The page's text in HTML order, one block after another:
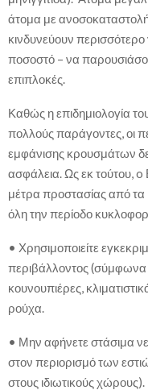
άτομα με
κινδυνεύουν
ποσοστό – να
επιπλοκές.
Καθώς η επιδημιολογία
πολλούς παράγοντες, οι
εμφάνισης κρουσμάτων
ασφάλεια. Ως εκ τούτου,
μέτρα προστασίας από τα
όλη την περίοδο
• Χρησιμοποιείτε
περιβάλλοντος (σύμφωνα
κουνουπιέρες,
ρούχα.
• Μην αφήνετε στάσιμα
στον περιορισμό των
στους ιδιωτικούς χώρους).